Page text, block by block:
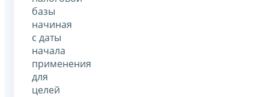
базы
начиная
с даты
начала
применения
для
целей